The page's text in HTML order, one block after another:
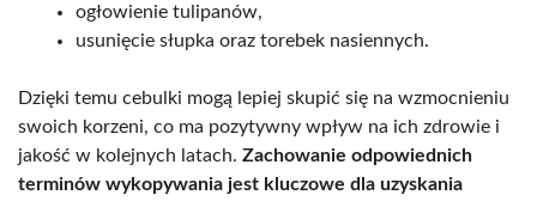
ogłowienie tulipanów,
usunięcie słupka oraz torebek nasiennych.
Dzięki temu cebulki mogą lepiej skupić się na wzmocnieniu
swoich korzeni, co ma pozytywny wpływ na ich zdrowie i
jakość w kolejnych latach. Zachowanie odpowiednich
terminów wykopywania jest kluczowe dla uzyskania